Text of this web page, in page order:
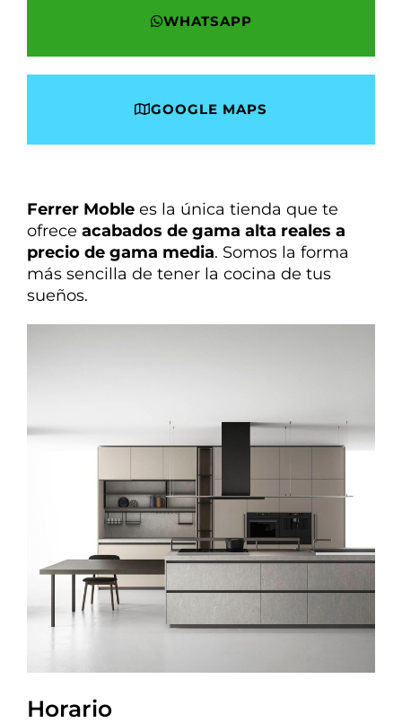
WHATSAPP
GOOGLE MAPS
Ferrer Moble es la única tienda que te
ofrece acabados de gama alta reales a
precio de gama media. Somos la forma
más sencilla de tener la cocina de tus
sueños.
Horario